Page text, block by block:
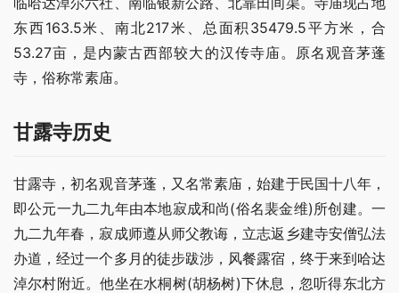
东西163.5米、南北217米、总面积35479.5平方米，合
53.27亩，是内蒙古西部较大的汉传寺庙。原名观音茅蓬
寺，俗称常素庙。
甘露寺历史
甘露寺，初名观音茅蓬，又名常素庙，始建于民国十八年，
即公元一九二九年由本地寂成和尚(俗名裴金维)所创建。一
九二九年春，寂成师遵从师父教诲，立志返乡建寺安僧弘法
办道，经过一个多月的徒步跋涉，风餐露宿，终于来到哈达
淖尔村附近。他坐在水桐树(胡杨树)下休息，忽听得东北方